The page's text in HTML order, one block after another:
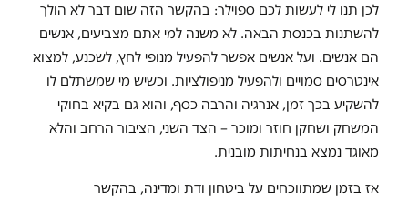
לכן תנו לי לעשות לכם ספוילר: בהקשר הזה שום דבר לא הולך
להשתנות בכנסת הבאה. לא משנה למי אתם מצביעים, אנשים
הם אנשים. ועל אנשים אפשר להפעיל מנופי לחץ, לשכנע, למצוא
אינטרסים סמויים ולהפעיל מניפולציות. וכשיש מי שמשתלם לו
להשקיע בכך זמן, אנרגיה והרבה כסף, והוא גם בקיא בחוקי
המשחק ושחקן חוזר ומוכר – הצד השני, הציבור הרחב והלא
מאוגד נמצא בנחיתות מובנית.
אז בזמן שמתווכחים על ביטחון ודת ומדינה, בהקשר